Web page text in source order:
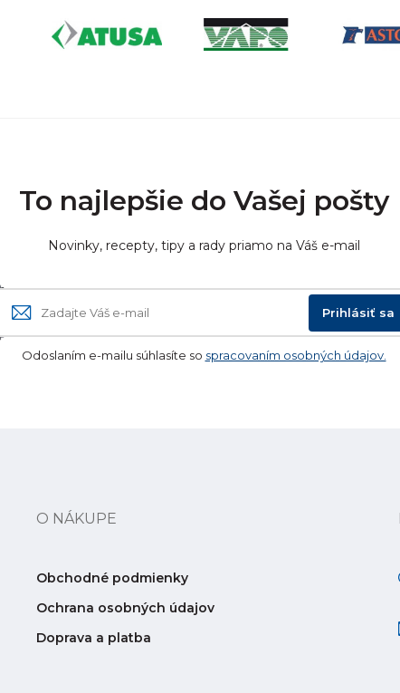
To najlepšie do Vašej pošty
Novinky, recepty, tipy a rady priamo na Váš e-mail
Prihlásiť sa
Odoslaním e-mailu súhlasíte so spracovaním osobných údajov.
O NÁKUPE
Obchodné podmienky
Ochrana osobných údajov
Doprava a platba